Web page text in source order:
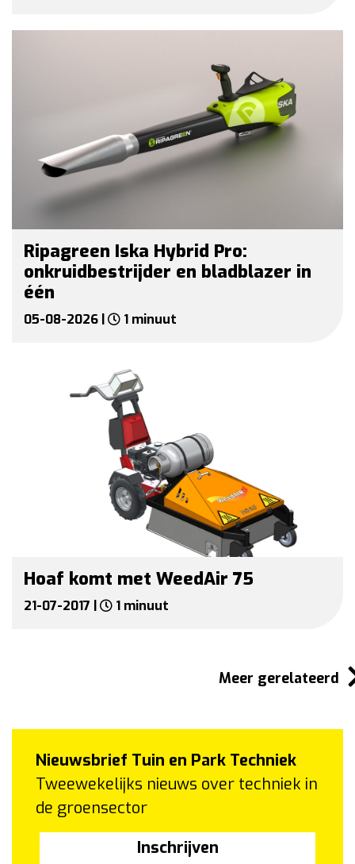
Ripagreen Iska Hybrid Pro:
onkruidbestrijder en bladblazer in
één
05-08-2026 | 1 minuut
Hoaf komt met WeedAir 75
21-07-2017 | 1 minuut
Meer gerelateerd
Nieuwsbrief Tuin en Park Techniek
Tweewekelijks nieuws over techniek in
de groensector
Inschrijven